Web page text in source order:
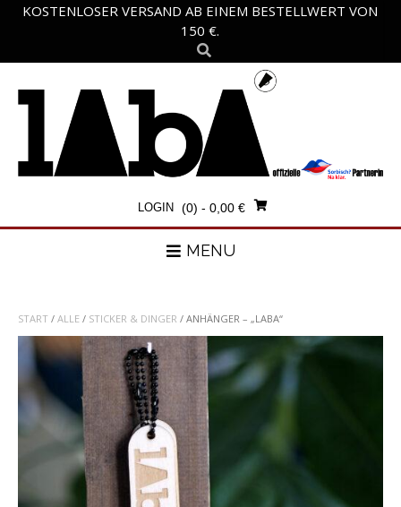
KOSTENLOSER VERSAND AB EINEM BESTELLWERT VON
150 €.
LOGIN (0) - 0,00 €
MENU
START / ALLE / STICKER & DINGER / ANHÄNGER – „LABA“